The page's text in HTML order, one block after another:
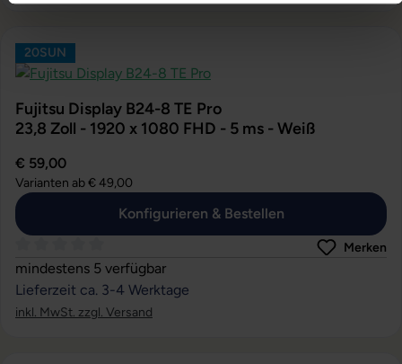
20SUN
Fujitsu Display B24-8 TE Pro
23,8 Zoll - 1920 x 1080 FHD - 5 ms - Weiß
€ 59,00
Varianten ab€ 49,00
Konfigurieren & Bestellen
Durchschnittliche Bewertung von 0 von 5 Sternen
Merken
mindestens 5 verfügbar
Lieferzeit ca. 3-4 Werktage
inkl. MwSt. zzgl. Versand